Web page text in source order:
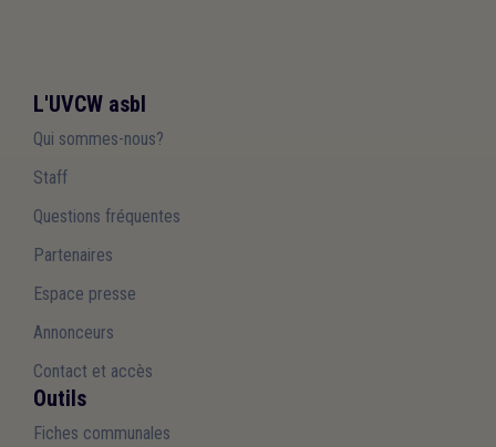
L'UVCW asbl
Qui sommes-nous?
Staff
Questions fréquentes
Partenaires
Espace presse
Annonceurs
Contact et accès
Outils
Fiches communales